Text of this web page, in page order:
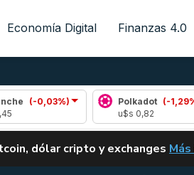
Economía Digital Finanzas 4.0
Polkadot
(-1,29%)
dólar cripto y exchanges